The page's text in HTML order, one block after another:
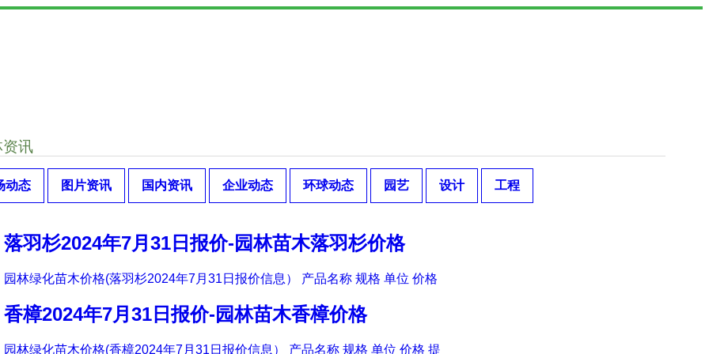
讯
动态 图片资讯 国内资讯 企业动态 环球动态 园艺 设计 工程
落羽杉2024年7月31日报价-园林苗木落羽杉价格
园林绿化苗木价格(落羽杉2024年7月31日报价信息） 产品名称 规格 单位 价格
香樟2024年7月31日报价-园林苗木香樟价格
园林绿化苗木价格(香樟2024年7月31日报价信息） 产品名称 规格 单位 价格 提